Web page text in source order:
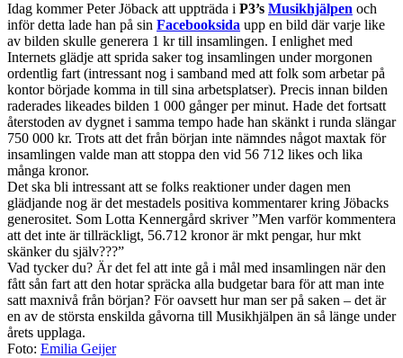
Idag kommer Peter Jöback att uppträda i P3’s Musikhjälpen och
inför detta lade han på sin Facebooksida upp en bild där varje like
av bilden skulle generera 1 kr till insamlingen. I enlighet med
Internets glädje att sprida saker tog insamlingen under morgonen
ordentlig fart (intressant nog i samband med att folk som arbetar på
kontor började komma in till sina arbetsplatser). Precis innan bilden
raderades likeades bilden 1 000 gånger per minut. Hade det fortsatt
återstoden av dygnet i samma tempo hade han skänkt i runda slängar
750 000 kr. Trots att det från början inte nämndes något maxtak för
insamlingen valde man att stoppa den vid 56 712 likes och lika
många kronor.
Det ska bli intressant att se folks reaktioner under dagen men
glädjande nog är det mestadels positiva kommentarer kring Jöbacks
generositet. Som Lotta Kennergård skriver ”Men varför kommentera
att det inte är tillräckligt, 56.712 kronor är mkt pengar, hur mkt
skänker du själv???”
Vad tycker du? Är det fel att inte gå i mål med insamlingen när den
fått sån fart att den hotar spräcka alla budgetar bara för att man inte
satt maxnivå från början? För oavsett hur man ser på saken – det är
en av de största enskilda gåvorna till Musikhjälpen än så länge under
årets upplaga.
Foto: Emilia Geijer